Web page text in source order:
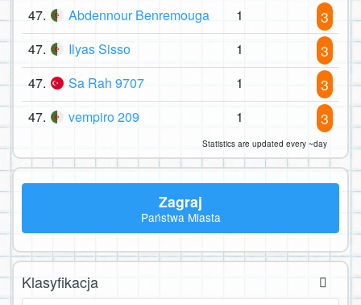
47. Abdennour Benremouga 1 3
47. Ilyas Sisso 1 3
47. Sa Rah 9707 1 3
47. vempiro 209 1 3
Statistics are updated every ~day
Zagraj
Państwa Miasta
Klasyfikacja